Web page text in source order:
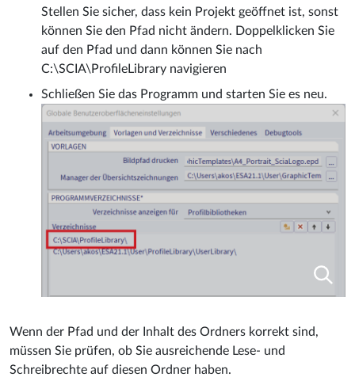
Stellen Sie sicher, dass kein Projekt geöffnet ist, sonst
können Sie den Pfad nicht ändern. Doppelklicken Sie
auf den Pfad und dann können Sie nach
C:\SCIA\ProfileLibrary navigieren
Schließen Sie das Programm und starten Sie es neu.
Wenn der Pfad und der Inhalt des Ordners korrekt sind,
müssen Sie prüfen, ob Sie ausreichende Lese- und
Schreibrechte auf diesen Ordner haben.